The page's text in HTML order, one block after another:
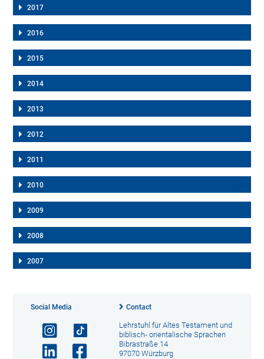
2017
2016
2015
2014
2013
2012
2011
2010
2009
2008
2007
Social Media Contact
Lehrstuhl für Altes Testament und
biblisch- orientalische Sprachen
Bibrastraße 14
97070 Würzburg